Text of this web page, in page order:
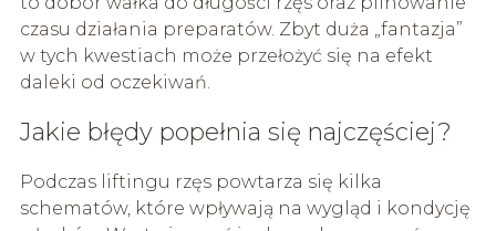
czasu działania preparatów. Zbyt duża „fantazja”
w tych kwestiach może przełożyć się na efekt
daleki od oczekiwań.
Jakie błędy popełnia się najczęściej?
Podczas liftingu rzęs powtarza się kilka
schematów, które wpływają na wygląd i kondycję